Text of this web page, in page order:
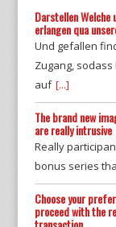
Darstellen Welche
erlangen qua
Und gefallen
Zugang,
auf [...]
The brand new
are really intrusive
Really
bonus series
Choose your
proceed with the